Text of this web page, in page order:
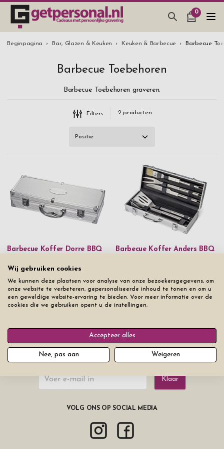
0
CADEAUS & GADGETS
HUWELIJKSGESCHENK 2026
Beginpagina Bar, Glazen & Keuken Keuken & Barbecue Barbecue
Barbecue Toebehoren
Barbecue Toebehoren graveren.
Filters 2producten
Merk
Aluminium & roestvrij staal
€ 50
Barbecue Koffer Dorre BBQ
Prijs vanaf € 52,50
Barbecue Koffer Anders BBQ
Filters 2 producten
ABONNEER OP ONZE NIEUWSBRIEF
Klaar
VOLG ONS OP SOCIAL MEDIA
Wij gebruiken cookies
We kunnen deze plaatsen voor analyse van onze bezoekersgegevens, om
onze website te verbeteren, gepersonaliseerde inhoud te tonen en om u
een geweldige website-ervaring te bieden. Voor meer informatie over de
cookies die we gebruiken opent u de instellingen.
Accepteer alles
Nee, pas aan Weigeren